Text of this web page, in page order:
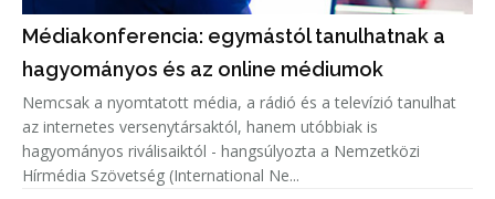
Médiakonferencia: egymástól tanulhatnak a
hagyományos és az online médiumok
Nemcsak a nyomtatott média, a rádió és a televízió tanulhat
az internetes versenytársaktól, hanem utóbbiak is
hagyományos riválisaiktól - hangsúlyozta a Nemzetközi
Hírmédia Szövetség (International Ne...